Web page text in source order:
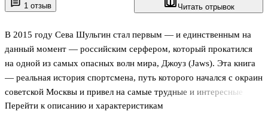
1 отзыв Читать отрывок
В 2015 году Сева Шульгин стал первым — и единственным на
данный момент — российским серфером, который прокатился
на одной из самых опасных волн мира, Джоуз (Jaws). Эта книга
— реальная история спортсмена, путь которого начался с окраин
советской Москвы и привел на самые трудные и интересные
волны мира. Сева известен не только достижениями на воде: он
Перейти к описанию и характеристикам